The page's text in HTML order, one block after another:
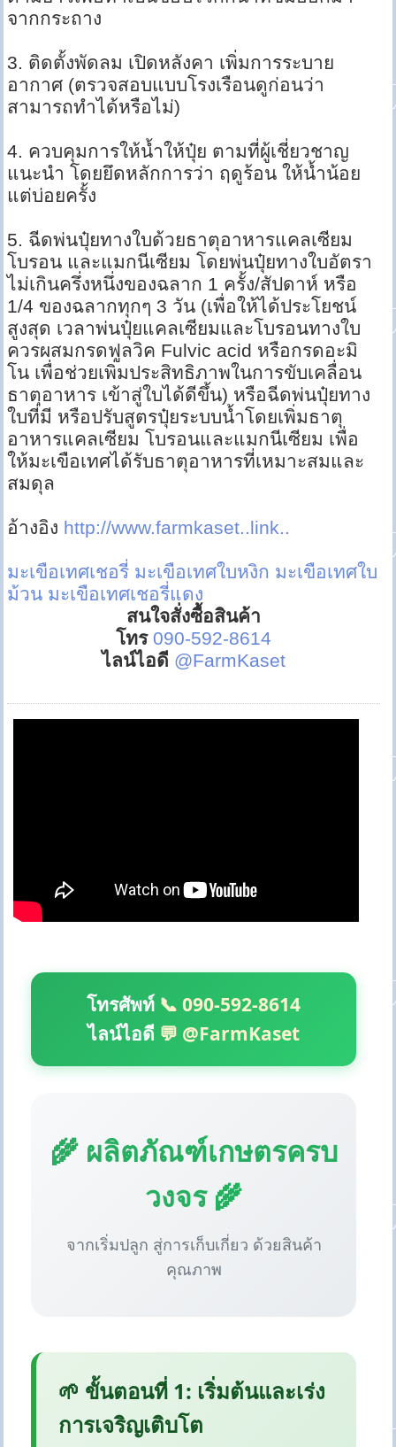
จากกระถาง
3. ติดตั้งพัดลม เปิดหลังคา เพิ่มการระบาย
อากาศ (ตรวจสอบแบบโรงเรือนดูก่อนว่า
สามารถทำได้หรือไม่)
4. ควบคุมการให้น้ำให้ปุ๋ย ตามที่ผู้เชี่ยวชาญ
แนะนำ โดยยึดหลักการว่า ฤดูร้อน ให้น้ำน้อย
แต่บ่อยครั้ง
5. ฉีดพ่นปุ๋ยทางใบด้วยธาตุอาหารแคลเซียม
โบรอน และแมกนีเซียม โดยพ่นปุ๋ยทางใบอัตรา
ไม่เกินครึ่งหนึ่งของฉลาก 1 ครั้ง/สัปดาห์ หรือ
1/4 ของฉลากทุกๆ 3 วัน (เพื่อให้ได้ประโยชน์
สูงสุด เวลาพ่นปุ๋ยแคลเซียมและโบรอนทางใบ
ควรผสมกรดฟูลวิค Fulvic acid หรือกรดอะมิ
โน เพื่อช่วยเพิ่มประสิทธิภาพในการขับเคลื่อน
ธาตุอาหาร เข้าสู่ใบได้ดีขึ้น) หรือฉีดพ่นปุ๋ยทาง
ใบที่มี หรือปรับสูตรปุ๋ยระบบน้ำโดยเพิ่มธาตุ
อาหารแคลเซียม โบรอนและแมกนีเซียม เพื่อ
ให้มะเขือเทศได้รับธาตุอาหารที่เหมาะสมและ
สมดุล
อ้างอิง http://www.farmkaset..link..
มะเขือเทศเชอรี่ มะเขือเทศใบหงิก มะเขือเทศใบ
ม้วน มะเขือเทศเชอรี่แดง
สนใจสั่งซื้อสินค้า
โทร 090-592-8614
ไลน์ไอดี @FarmKaset
โทรศัพท์ 📞 090-592-8614
ไลน์ไอดี 💬 @FarmKaset
🌾 ผลิตภัณฑ์เกษตรครบ
วงจร 🌾
จากเริ่มปลูก สู่การเก็บเกี่ยว ด้วยสินค้า
คุณภาพ
🌱 ขั้นตอนที่ 1: เริ่มต้นและเร่ง
การเจริญเติบโต